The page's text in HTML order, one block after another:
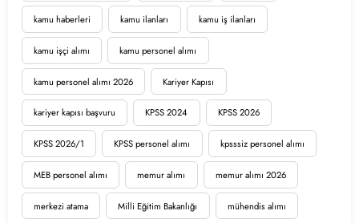
kamu haberleri kamu ilanları kamu iş ilanları
kamu işçi alımı kamu personel alımı
kamu personel alımı 2026 Kariyer Kapısı
kariyer kapısı başvuru KPSS 2024 KPSS 2026
KPSS 2026/1 KPSS personel alımı kpsssiz personel alımı
MEB personel alımı memur alımı memur alımı 2026
merkezi atama Milli Eğitim Bakanlığı mühendis alımı